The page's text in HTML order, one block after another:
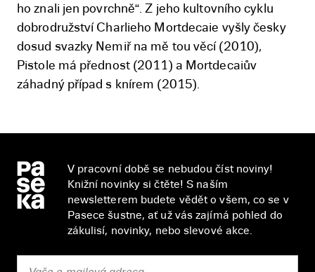
ho znali jen povrchně“. Z jeho kultovního cyklu
dobrodružství Charlieho Mortdecaie vyšly česky
dosud svazky Nemiř na mě tou věcí (2010),
Pistole má přednost (2011) a Mortdecaiův
záhadný případ s knírem (2015).
V pracovní době se nebudou číst noviny!
Knižní novinky si čtěte! S naším
newsletterem budete vědět o všem, co se v
Pasece šustne, ať už vás zajímá pohled do
zákulisí, novinky, nebo slevové akce.